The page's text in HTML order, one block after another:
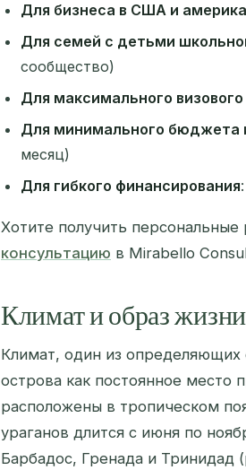
Для бизнеса в США и
Для семей с детьми
сообщество)
Для максимального
Для минимального бюджета
месяц)
Для гибкого финансирования
Хотите получить
консультацию в Mirabello
Климат и образ
Климат, один из определяющих
острова как постоянное
расположены в тропическом
ураганов длится с июня по
Барбадос, Гренада и Тринидад